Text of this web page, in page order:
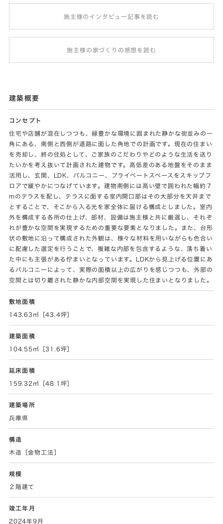
施主様のインタビュー記事を読む
施主様の家づくりの感想を読む
建築概要
コンセプト
住宅や店舗が混在しつつも、緑豊かな環境に囲まれた静かな街並みの一
角にある、南側と西側が道路に面した角地での計画です。現在の住まい
を売却し、終の住処として、ご家族のこだわりやどのような生活を送り
たいかを考え抜いて計画された建物です。高低差のある地盤をそのまま
活用し、玄関、LDK、バルコニー、プライベートスペースをスキップフ
ロアで緩やかにつなげています。建物南側には高い壁で囲われた幅約７
mのテラスを配し、テラスに面する室内開口部はその大部分を天井まで
とすることで、そこから入る光を家全体に届ける構成としました。室内
外を構成する各所の仕上げ、部材、設備は施主様と共に厳選し、それぞ
れが豊かな空間を実現するための重要な要素となりました。また、台形
状の敷地に沿って構成された外観は、様々な材料を用いながらも色合い
に配慮した選定を行うことで、複雑な内部を包含するような、落ち着い
た中にも主張がある佇まいとなっています。LDKから見上げる位置にあ
るバルコニーによって、実際の面積以上の広がりを感じつつも、外部の
空間とは切り離された静かな内部空間を実現した住まいとなりました。
敷地面積
143.63㎡［43.4坪］
建築面積
104.55㎡［31.6坪］
延床面積
159.32㎡［48.1坪］
建築場所
兵庫県
構造
木造［金物工法］
規模
２階建て
竣工年月
2024年9月